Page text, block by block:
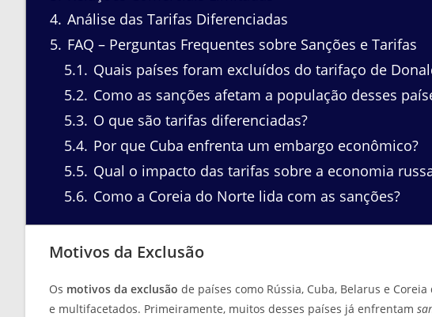
4 Análise das Tarifas Diferenciadas
5 FAQ – Perguntas Frequentes sobre Sanções e Tarifas
5.1
Quais países foram excluídos do tarifaço de
5.2 Como as sanções afetam a população desses
5.3 O que são tarifas diferenciadas?
5.4 Por que Cuba enfrenta um embargo econômico?
5.5 Qual o impacto das tarifas sobre a economia
5.6 Como a Coreia do Norte lida com as sanções?
Motivos da Exclusão
Os motivos da exclusão de países como Rússia, Cuba, Belarus e
e multifacetados. Primeiramente, muitos desses países já enfrentam